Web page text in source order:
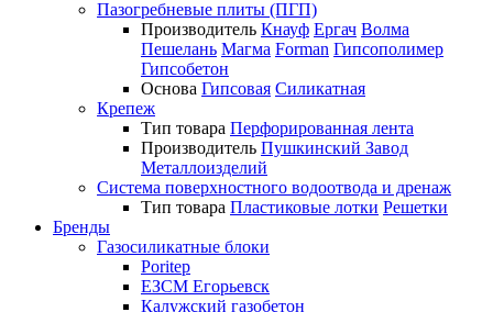
Пазогребневые плиты (ПГП)
Производитель Кнауф Ергач Волма
Пешелань Магма Forman Гипсополимер
Гипсобетон
Основа Гипсовая Силикатная
Крепеж
Тип товара Перфорированная лента
Производитель Пушкинский Завод
Металлоизделий
Система поверхностного водоотвода и дренаж
Тип товара Пластиковые лотки Решетки
Бренды
Газосиликатные блоки
Poritep
ЕЗСМ Егорьевск
Калужский газобетон